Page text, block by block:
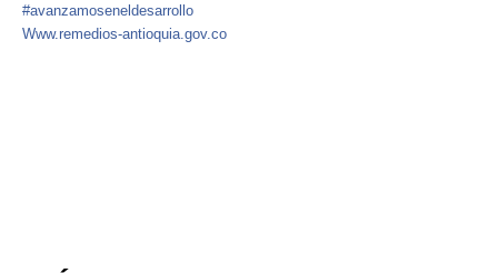
#avanzamoseneldesarrollo
Www.remedios-antioquia.gov.co